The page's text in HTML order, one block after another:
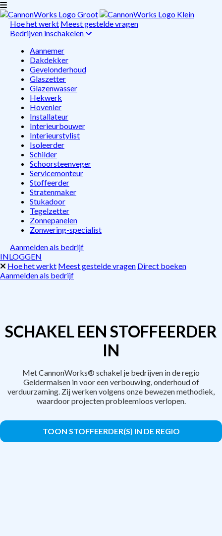
Hoe het werkt Meest gestelde vragen
Bedrijven inschakelen
Aannemer
Dakdekker
Gevelonderhoud
Glaszetter
Glazenwasser
Hekwerk
Hovenier
Installateur
Interieurbouwer
Interieurstylist
Isoleerder
Schilder
Schoorsteenveger
Servicemonteur
Stoffeerder
Stratenmaker
Stukadoor
Tegelzetter
Zonnepanelen
Zonwering-specialist
Aanmelden als bedrijf
INLOGGEN
Hoe het werkt Meest gestelde vragen Direct boeken
Aanmelden als bedrijf
SCHAKEL EEN STOFFEERDER
IN
Met CannonWorks® schakel je bedrijven in de regio
Geldermalsen in voor een verbouwing, onderhoud of
verduurzaming. Zij werken volgens onze bewezen methodiek,
waardoor projecten probleemloos verlopen.
TOON STOFFEERDER(S) IN DE REGIO